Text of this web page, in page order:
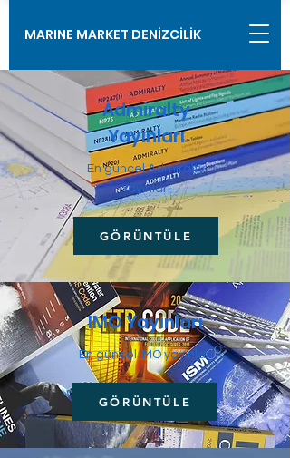
MARINE MARKET DENİZCİLİK
Admiralty
Yayınları
En güncel Admiralty
Yayınları
GÖRÜNTÜLE
IMO Yayınları
En güncel IMO yayınları
GÖRÜNTÜLE